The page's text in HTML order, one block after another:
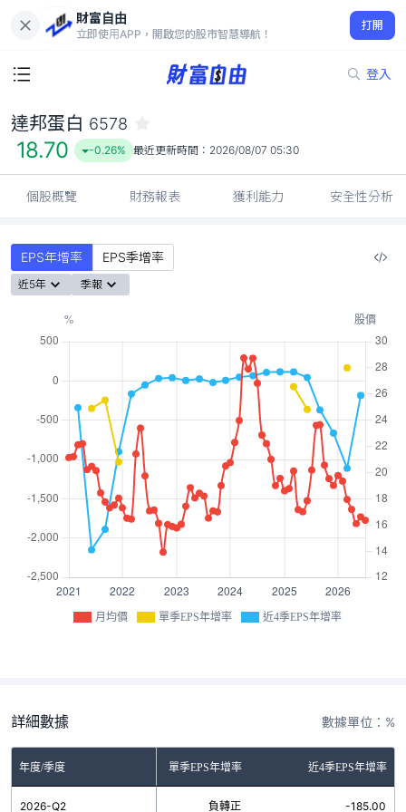
財富自由
立即使用APP，開啟您的股市智慧導航！
打開
登入
18.70
-0.26%
達邦蛋白 6578
18.70 -0.26% 最近更新時間： 2026/08/07 05:30
個股概覽 財務報表 獲利能力 安全性分析
EPS年增率 EPS季增率
近5年 季報
月均價 單季EPS年增率 近4季EPS年增率
詳細數據 數據單位：%
年度/季度 單季EPS年增率 近4季EPS年增率
2026-Q2 負轉正 -185.00